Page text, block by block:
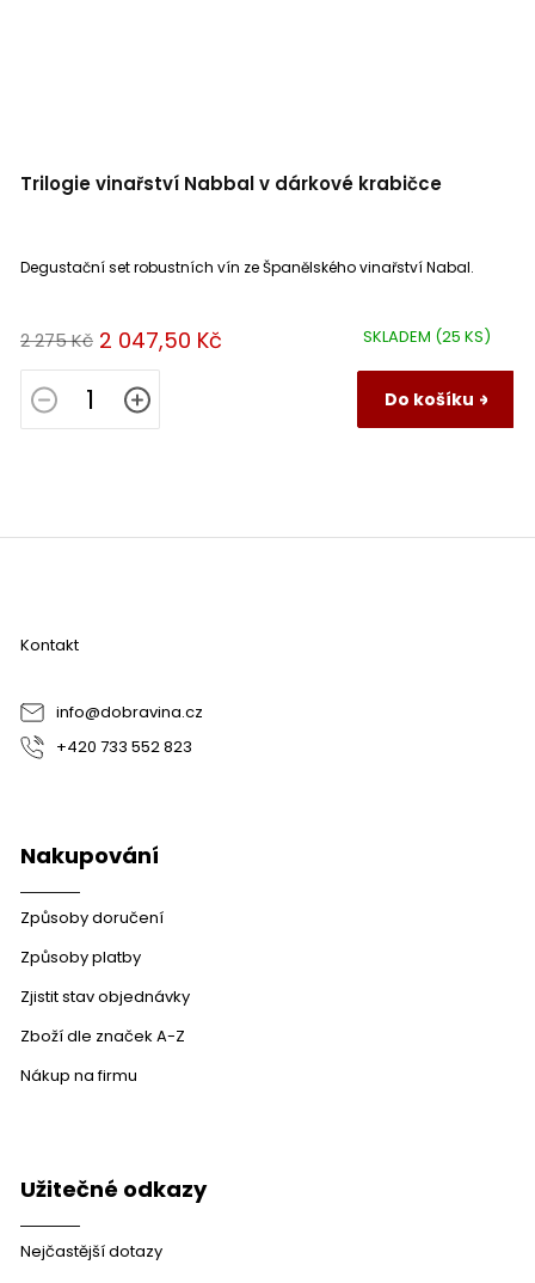
Trilogie vinařství Nabbal v dárkové krabičce
SKLADEM (25 KS)
2 275 Kč 2 047,50 Kč
Do košíku
Degustační set robustních vín ze Španělského vinařství Nabal.
Z
Kontakt
info@dobravina.cz
+420 733 552 823
Nakupování
Způsoby doručení
Způsoby platby
Zjistit stav objednávky
Zboží dle značek A-Z
Nákup na firmu
Užitečné odkazy
Nejčastější dotazy